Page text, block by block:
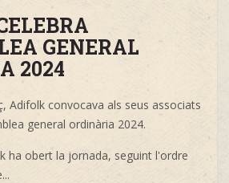
GENERAL
2024
Adifolk convocava als seus associats
general ordinària 2024.
ha obert la jornada, seguint l'ordre